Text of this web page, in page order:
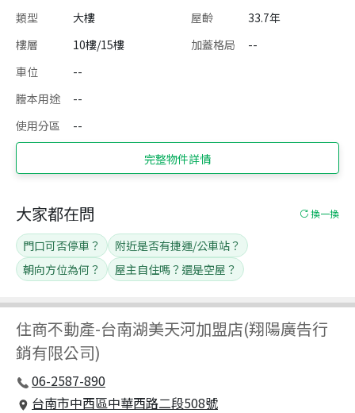
類型 大樓 屋齡
33.7年
樓層
10樓/15樓 加蓋格局
--
車位
--
謄本用途
--
使用分區
--
完整物件詳情
住商不動產-台南湖美天河加盟店(翔陽廣告行
銷有限公司)
06-2587-890
台南市中西區中華西路二段508號
大家都在問 換一換
門口可否停車？
附近是否有捷運/公車站？
朝向方位為何？
屋主自住嗎？還是空屋？